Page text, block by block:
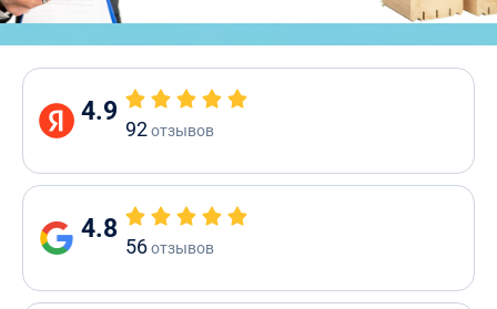
4.9
92отзывов
4.8
56отзывов